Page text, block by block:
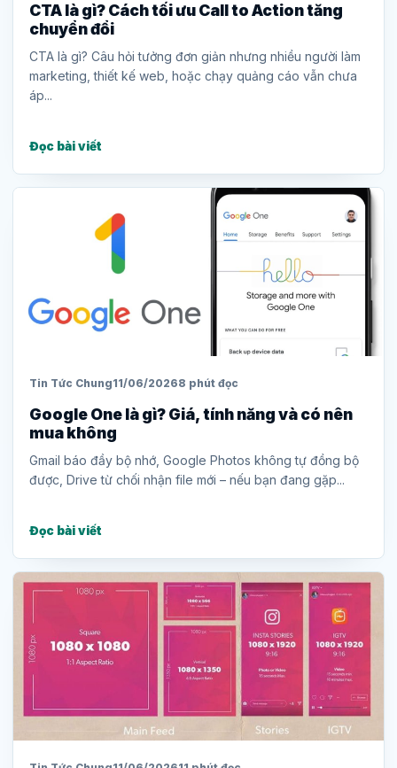
CTA là gì? Cách tối ưu Call to Action tăng
chuyển đổi
CTA là gì? Câu hỏi tưởng đơn giản nhưng nhiều người làm
marketing, thiết kế web, hoặc chạy quảng cáo vẫn chưa
áp...
Đọc bài viết
Tin Tức Chung11/06/20268 phút đọc
Google One là gì? Giá, tính năng và có nên
mua không
Gmail báo đầy bộ nhớ, Google Photos không tự đồng bộ
được, Drive từ chối nhận file mới – nếu bạn đang gặp...
Đọc bài viết